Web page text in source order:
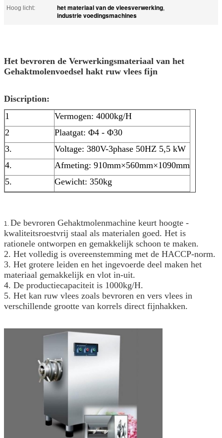
Hoog licht:
het materiaal van de vleesverwerking,
industrie voedingsmachines
Het bevroren de Verwerkingsmateriaal van het
Gehaktmolenvoedsel hakt ruw vlees fijn
Discription:
1
Vermogen: 4000kg/H
2
Plaatgat: Φ4 - Φ30
3.
Voltage: 380V-3phase 50HZ 5,5 kW
4.
Afmeting: 910mm×560mm×1090mm
5.
Gewicht: 350kg
1. De bevroren Gehaktmolenmachine keurt hoogte -
kwaliteitsroestvrij staal als materialen goed. Het is
rationele ontworpen en gemakkelijk schoon te maken.
2. Het volledig is overeenstemming met de HACCP-norm.
3. Het grotere leiden en het ingevoerde deel maken het
materiaal gemakkelijk en vlot in-uit.
4. De productiecapaciteit is 1000kg/H.
5. Het kan ruw vlees zoals bevroren en vers vlees in
verschillende grootte van korrels direct fijnhakken.